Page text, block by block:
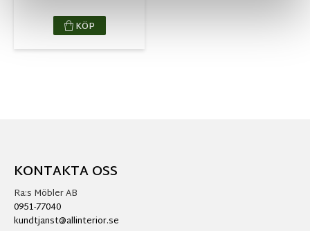
KÖP
KONTAKTA OSS
Ra:s Möbler AB
0951-77040
kundtjanst@allinterior.se